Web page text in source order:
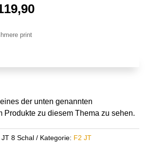
Aktueller
print
der unten genannten
Produkte zu diesem Thema zu sehen.
JT 8 Schal Kategorie: F2 JT